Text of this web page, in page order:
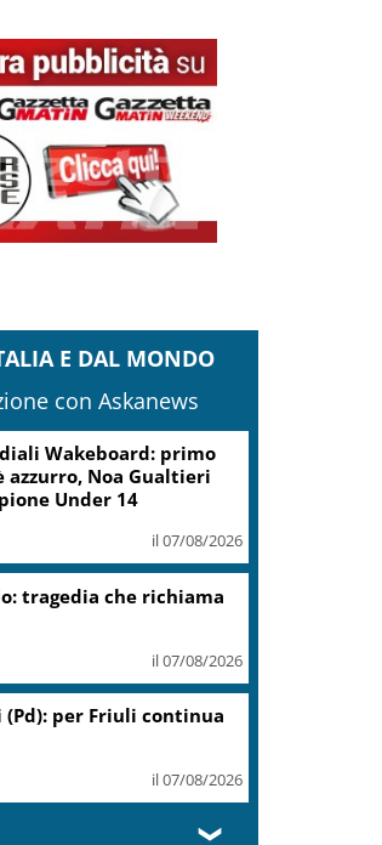
E DAL MONDO
con Askanews
svolta immediata
Bitonci: trovato punto
accordo con sindacati su
risanamento e rilancio
il 07/08/2026
❯